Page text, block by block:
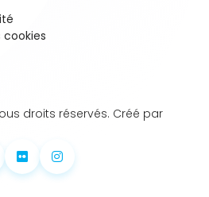
cookies
droits réservés. Créé par